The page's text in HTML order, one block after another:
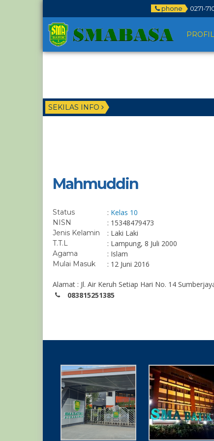
phone 0271-
PROFIL
SEKILAS INFO
Mahmuddin
Status : Kelas 10
NISN : 15348479473
Jenis Kelamin : Laki Laki
T.T.L : Lampung, 8 Juli 2000
Agama : Islam
Mulai Masuk : 12 Juni 2016
Alamat : Jl. Air Keruh Setiap Hari No. 14
083815251385